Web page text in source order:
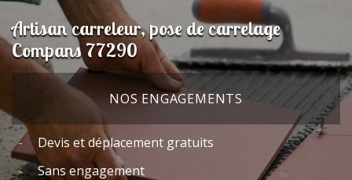
Artisan carreleur, pose de carrelage
Compans 77290
NOS ENGAGEMENTS
Devis et déplacement gratuits
Sans engagement